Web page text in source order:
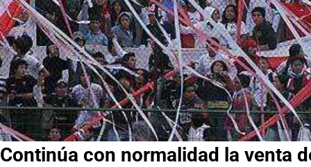
Continúa con normalidad la venta